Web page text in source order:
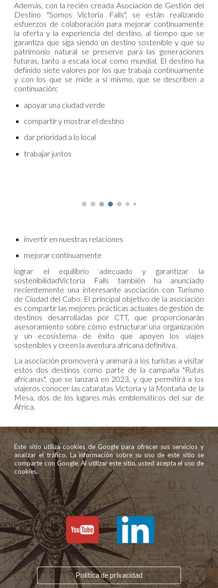
Además, con la recién creada Asociación de Gestión del
Destino "Somos Victoria Falls", se están realizando
esfuerzos de colaboración para mejorar continuamente
la oferta y la experiencia del destino, al tiempo que se
garantiza que siga siendo un destino sostenible y que su
patrimonio natural se preserve para las generaciones
futuras, tanto a escala local como mundial. El destino ha
definido siete valores por los que trabaja continuamente
y con los que se mide a sí mismo, que se describen a
continuación:
apoyar una ciudad verde
compartir y mostrar el destino
dar prioridad a lo local
trabajar juntos
invertir en nuestras relaciones
mejorar continuamente
lograr el equilibrio adecuado y garantizar la
sostenibilidadVictoria Falls también ha anunciado
recientemente una interesante asociación con Turismo
de Ciudad del Cabo. El principal objetivo de la asociación
es compartir las mejores prácticas actuales de gestión de
destinos desarrolladas por CTT, que proporcionarán
asesoramiento sobre cómo estructurar una organización
y un ecosistema de éxito que apoyen los viajes
sostenibles y creen la aventura africana definitiva.
La asociación promoverá y animará a los turistas a visitar
estos dos destinos como parte de la campaña "Rutas
africanas", que se lanzará en 2023, y que permitirá a los
viajeros conocer las cataratas Victoria y la Montaña de la
Mesa, dos de los lugares más emblemáticos del sur de
África.
Este sitio utiliza cookies de Google para ofrecer sus servicios y
analizar el tráfico. La información sobre su uso de este sitio se
comparte con Google. Al utilizar este sitio, usted acepta el uso de
cookies.
Política de privacidad